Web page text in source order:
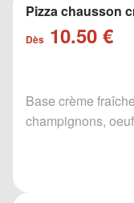
Pizza chausson
Dès 10.50 €
Base crème
champignons, oeuf